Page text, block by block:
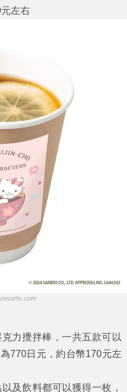
左右
力攪拌棒，一共五款可以
770日元，約台幣170元左
及飲料都可以獲得一枚，